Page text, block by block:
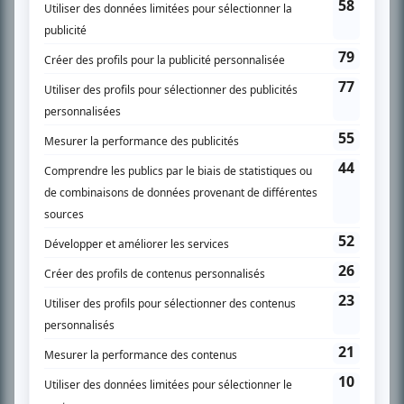
SUR LE RÉSEAU BIZZ MÉDIA
PLAN DU SITE
Accueil
Liste des oeuvres
Liste des comédiens
Recherche avancée
À propos
Nous contacter
Termes et conditions